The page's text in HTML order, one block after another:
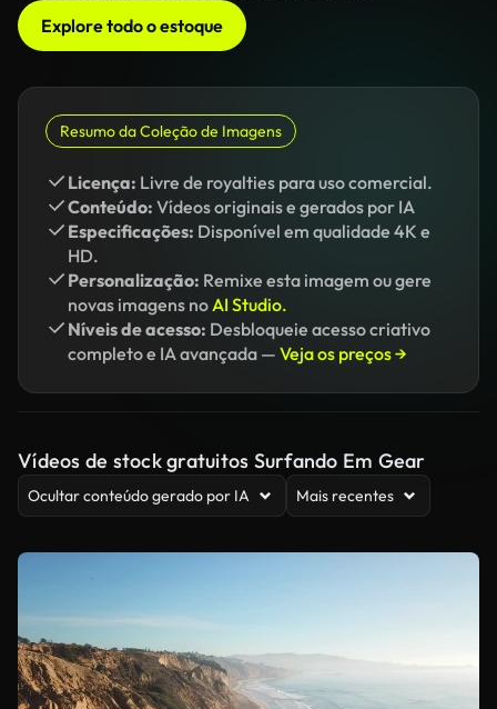
Explore todo o estoque
Resumo da Coleção de Imagens
Licença: Livre de royalties para uso comercial.
Conteúdo: Vídeos originais e gerados por IA
Especificações: Disponível em qualidade 4K e
HD.
Personalização: Remixe esta imagem ou gere
novas imagens noAI Studio.
Níveis de acesso: Desbloqueie acesso criativo
completo e IA avançada — Veja os preços →
Vídeos de stock gratuitos Surfando Em Gear
Ocultar conteúdo gerado por IA Mais recentes